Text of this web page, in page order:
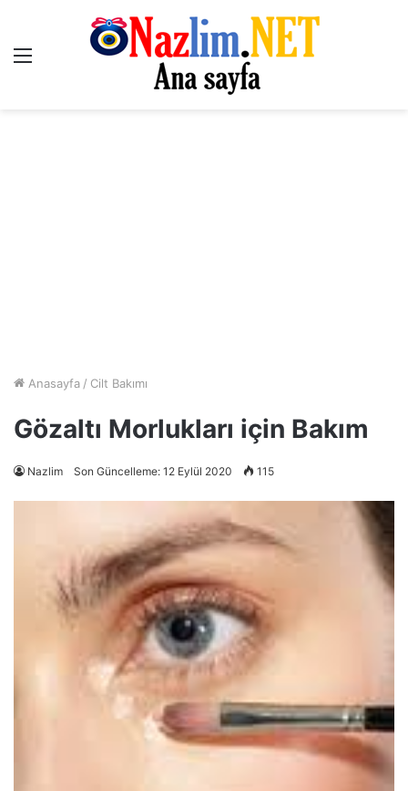
Menü
Anasayfa / Cilt Bakımı
Gözaltı Morlukları için Bakım
Nazlim Son Güncelleme: 12 Eylül 2020 115